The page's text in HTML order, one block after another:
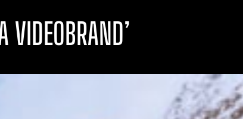
VIDEOBRAND’